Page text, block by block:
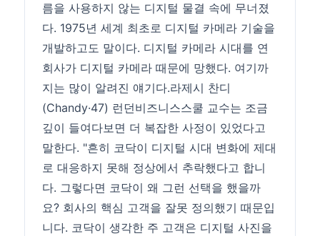
름을 사용하지 않는 디지털 물결 속에 무너졌
다. 1975년 세계 최초로 디지털 카메라 기술을
개발하고도 말이다. 디지털 카메라 시대를 연
회사가 디지털 카메라 때문에 망했다. 여기까
지는 많이 알려진 얘기다.라제시 찬디
(Chandy·47) 런던비즈니스스쿨 교수는 조금
깊이 들여다보면 더 복잡한 사정이 있었다고
말한다. "흔히 코닥이 디지털 시대 변화에 제대
로 대응하지 못해 정상에서 추락했다고 합니
다. 그렇다면 코닥이 왜 그런 선택을 했을까
요? 회사의 핵심 고객을 잘못 정의했기 때문입
니다. 코닥이 생각한 주 고객은 디지털 사진을